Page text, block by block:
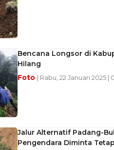
Bencana Longsor di
Hilang
Foto | Rabu, 22 Januari 2025 |
Jalur Alternatif Padang-
Pengendara Diminta